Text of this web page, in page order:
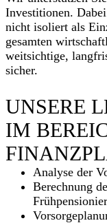
Investitionen.
nicht isoliert als
gesamten
weitsichtige,
sicher.
UNSERE
IM
Analyse der
Berechnung